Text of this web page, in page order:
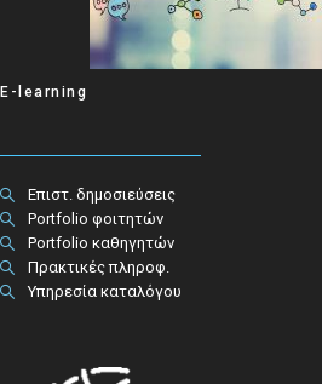
E-learning
Επιστ. δημοσιεύσεις
Portfolio φοιτητών
Portfolio καθηγητών
Πρακτικές πληροφ.​
Υπηρεσία καταλόγου